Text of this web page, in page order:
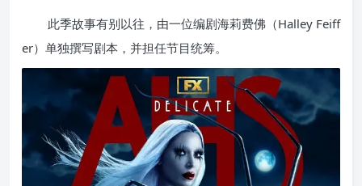
此季故事有别以往，由一位编剧海莉费佛（Halley Feiff
er）单独撰写剧本，并担任节目统筹。